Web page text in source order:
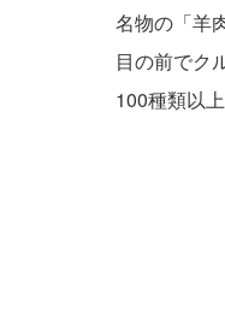
名物の「羊
目の前でク
100種類以